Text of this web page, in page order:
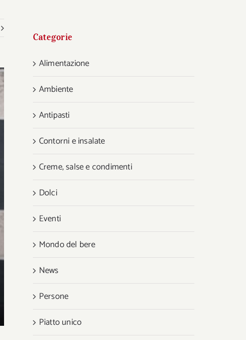
Categorie
Alimentazione
Ambiente
Antipasti
Contorni e insalate
Creme, salse e condimenti
Dolci
Eventi
Mondo del bere
News
Persone
Piatto unico